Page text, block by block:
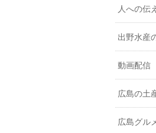
人への伝
出野水産
動画配信
広島の土
広島グル